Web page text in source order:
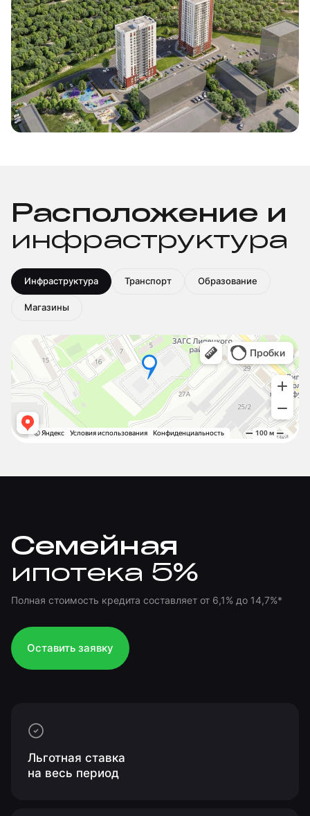
Расположение и
инфраструктура
Инфраструктура Транспорт Образование
Магазины
Семейная
ипотека 5%
Полная стоимость кредита составляет от 6,1% до 14,7%*
Оставить заявку
Льготная ставка
на весь период